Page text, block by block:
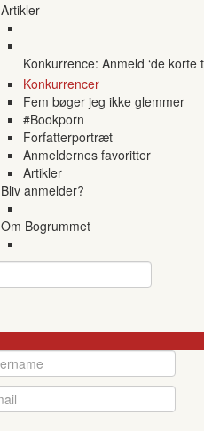
Artikler
Konkurrence: Anmeld ‘de korte
Konkurrencer
Fem bøger jeg ikke glemmer
#Bookporn
Forfatterportræt
Anmeldernes favoritter
Artikler
Bliv anmelder?
Om Bogrummet